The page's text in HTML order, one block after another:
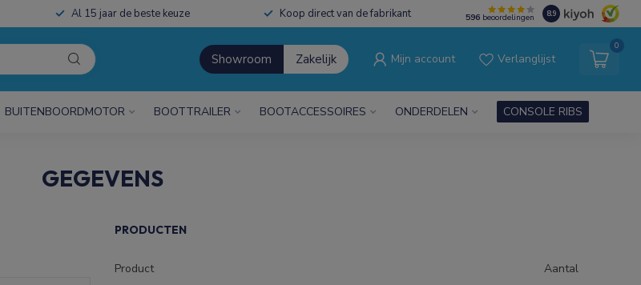
Al 15 jaar de beste keuze Koop direct van de fabrikant 596 beoordelingen 8.9
Showroom Zakelijk Mijn account Verlanglijst
0
BUITENBOORDMOTOR BOOTTRAILER BOOTACCESSOIRES ONDERDELEN CONSOLE RIBS
GEGEVENS
PRODUCTEN
Product Aantal